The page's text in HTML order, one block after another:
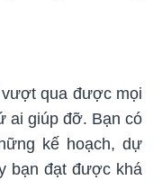
qua được mọi
ai giúp đỡ. Bạn có
kế hoạch, dự
bạn đạt được khá